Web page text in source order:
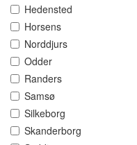
Hedensted
Horsens
Norddjurs
Odder
Randers
Samsø
Silkeborg
Skanderborg